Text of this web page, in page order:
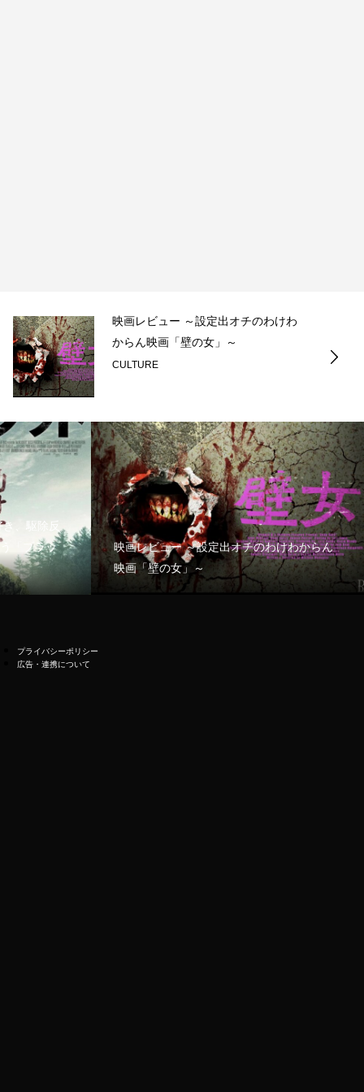
映画レビュー ～設定出オチのわけわ
からん映画「壁の女」～
CULTURE
、駆除反
「ブラッ
映画レビュー ～設定出オチのわけわからん
映画「壁の女」～
プライバシーポリシー
広告・連携について